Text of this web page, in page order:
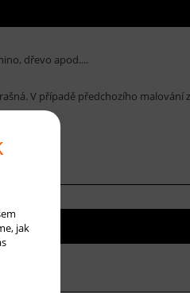
dřevo apod....
V případě předchozího malování
ceny
jak